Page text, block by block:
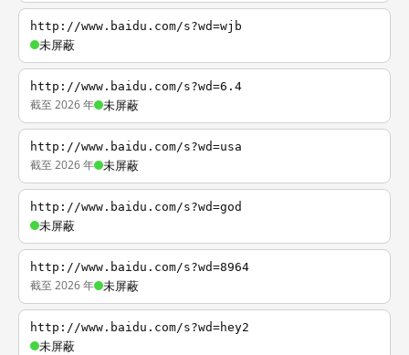
http://www.baidu.com/s?wd=wjb
未屏蔽
http://www.baidu.com/s?wd=6.4
截至 2026 年 未屏蔽
http://www.baidu.com/s?wd=usa
截至 2026 年 未屏蔽
http://www.baidu.com/s?wd=god
未屏蔽
http://www.baidu.com/s?wd=8964
截至 2026 年 未屏蔽
http://www.baidu.com/s?wd=hey2
未屏蔽